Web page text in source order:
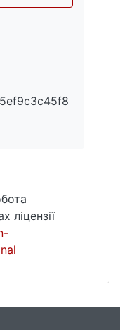
ліцензії